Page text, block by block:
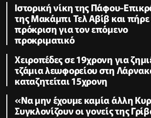
Ιστορική νίκη της Πάφου-
της Μακάμπι Τελ Αβίβ και
πρόκριση για τον επόμενο
προκριματικό
Χειροπέδες σε 19χρονη για
τζάμια λεωφορείου στη
καταζητείται 15χρονη
«Να μην έχουμε καμία άλλη
Συγκλονίζουν οι γονείς της